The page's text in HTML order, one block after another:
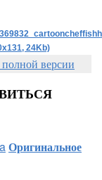
версии
Оригинальное